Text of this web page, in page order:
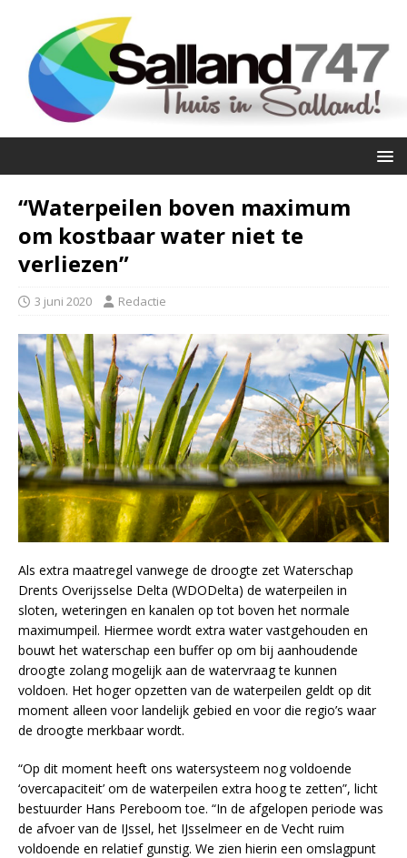
“Waterpeilen boven maximum
om kostbaar water niet te
verliezen”
3 juni 2020 Redactie
Als extra maatregel vanwege de droogte zet Waterschap
Drents Overijsselse Delta (WDODelta) de waterpeilen in
sloten, weteringen en kanalen op tot boven het normale
maximumpeil. Hiermee wordt extra water vastgehouden en
bouwt het waterschap een buffer op om bij aanhoudende
droogte zolang mogelijk aan de watervraag te kunnen
voldoen. Het hoger opzetten van de waterpeilen geldt op dit
moment alleen voor landelijk gebied en voor die regio’s waar
de droogte merkbaar wordt.
“Op dit moment heeft ons watersysteem nog voldoende
‘overcapaciteit’ om de waterpeilen extra hoog te zetten”, licht
bestuurder Hans Pereboom toe. “In de afgelopen periode was
de afvoer van de IJssel, het IJsselmeer en de Vecht ruim
voldoende en relatief gunstig. We zien hierin een omslagpunt